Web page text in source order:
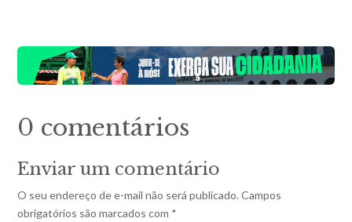
0 comentários
Enviar um comentário
O seu endereço de e-mail não será publicado. Campos
obrigatórios são marcados com *